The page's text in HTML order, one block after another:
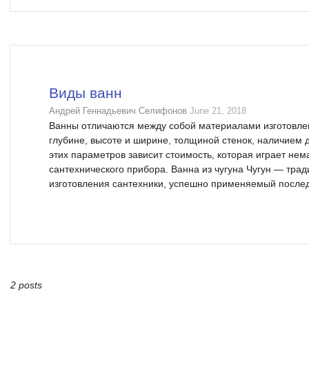
Виды ванн
Андрей Геннадьевич Селифонов June 21, 2018
Ванны отличаются между собой материалами
глубине, высоте и ширине, толщиной стенок, наличием
этих параметров зависит стоимость, которая играет
сантехнического прибора. Ванна из чугуна Чугун —
изготовления сантехники, успешно применяемый
2 posts